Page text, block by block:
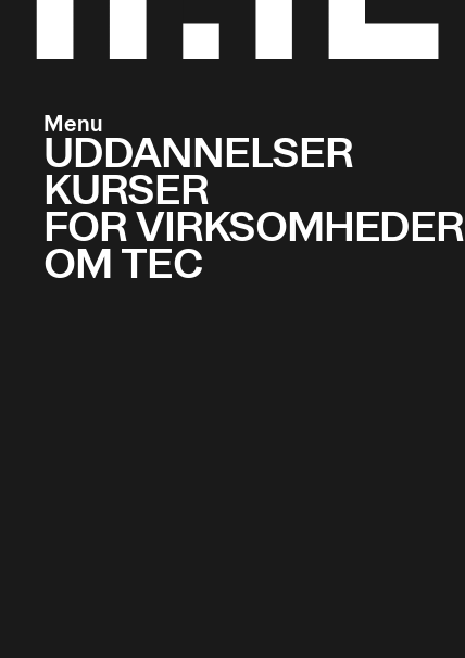
Menu
UDDANNELSER
KURSER
FOR VIRKSOMHEDER
OM TEC